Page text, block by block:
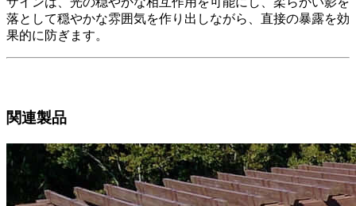
落として穏やかな雰囲気を作り出しながら、直接の暴露を効
果的に防ぎます。
関連製品